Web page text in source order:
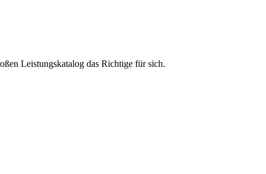
Leistungskatalog das Richtige für sich.